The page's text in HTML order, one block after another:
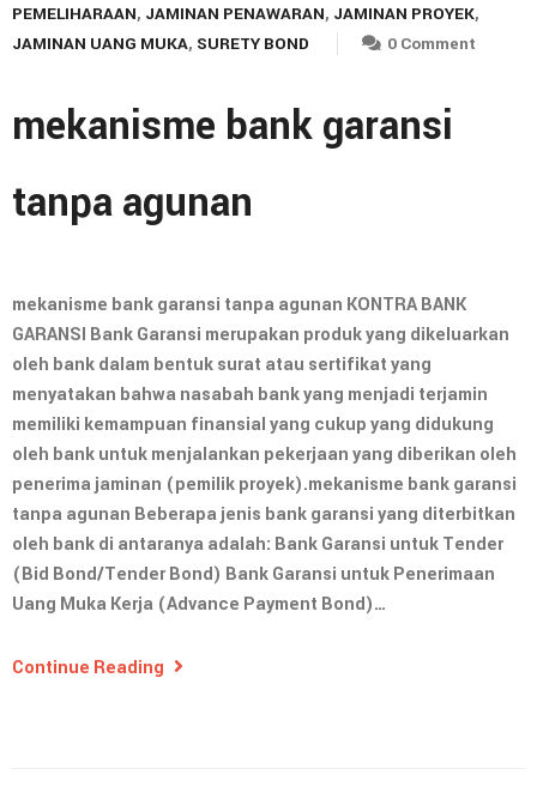
PEMELIHARAAN, JAMINAN PENAWARAN, JAMINAN PROYEK,
JAMINAN UANG MUKA, SURETY BOND 0 Comment
mekanisme bank garansi
tanpa agunan
mekanisme bank garansi tanpa agunan KONTRA BANK
GARANSI Bank Garansi merupakan produk yang dikeluarkan
oleh bank dalam bentuk surat atau sertifikat yang
menyatakan bahwa nasabah bank yang menjadi terjamin
memiliki kemampuan finansial yang cukup yang didukung
oleh bank untuk menjalankan pekerjaan yang diberikan oleh
penerima jaminan (pemilik proyek).mekanisme bank garansi
tanpa agunan Beberapa jenis bank garansi yang diterbitkan
oleh bank di antaranya adalah: Bank Garansi untuk Tender
(Bid Bond/Tender Bond) Bank Garansi untuk Penerimaan
Uang Muka Kerja (Advance Payment Bond)…
Continue Reading